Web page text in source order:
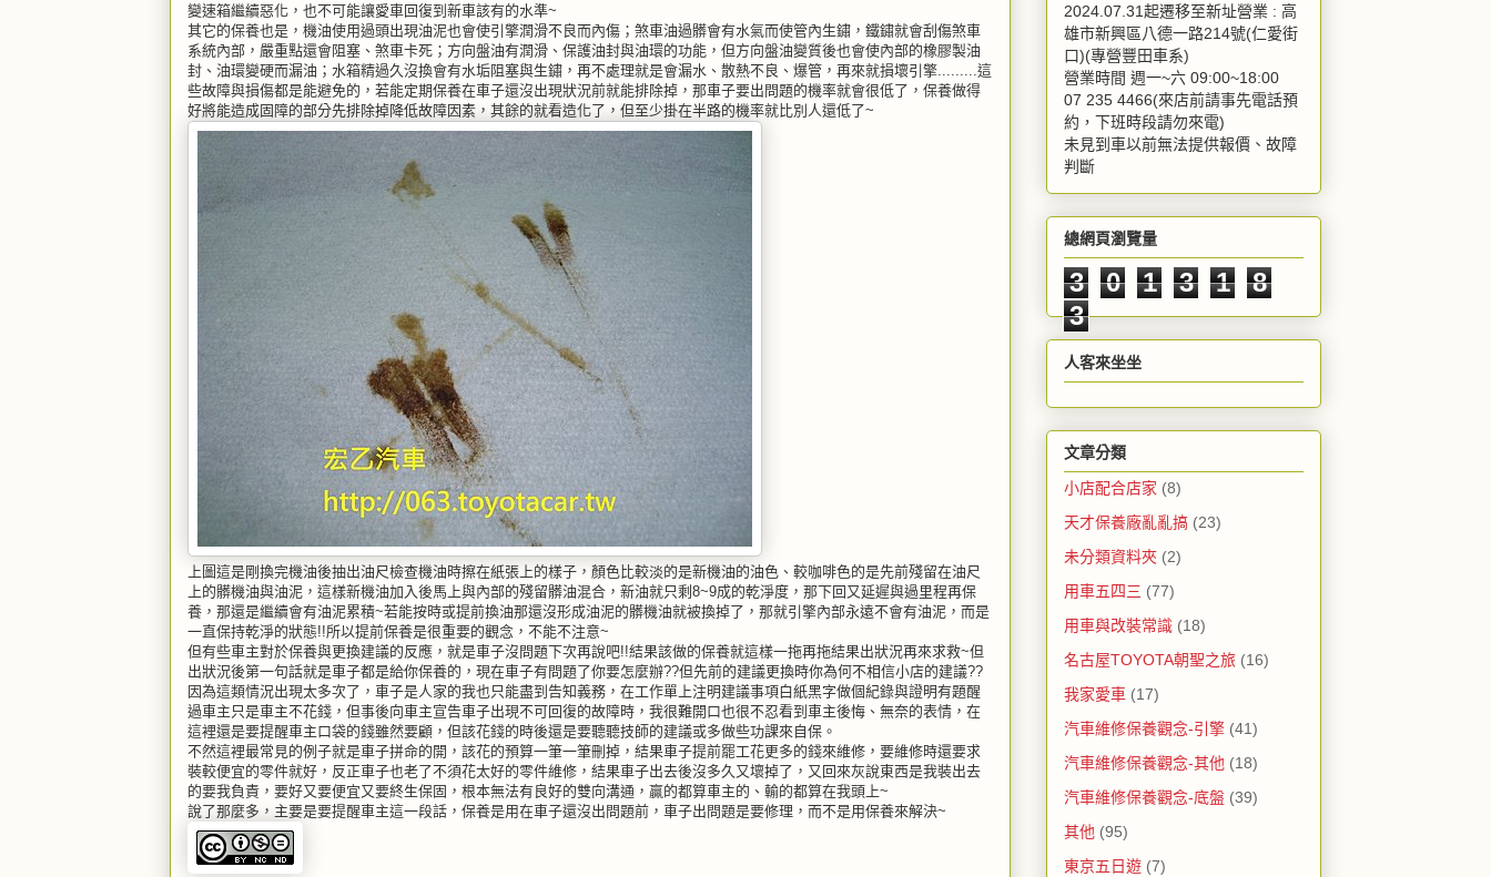
變速箱繼續惡化，也不可能讓愛車回復到新車該有的水準~
其它的保養也是，機油使用過頭出現油泥也會使引擎潤滑不良而內傷；煞車油過髒會有水氣而使管內生鏽，鐵鏽就會刮傷煞車
系統內部，嚴重點還會阻塞、煞車卡死；方向盤油有潤滑、保護油封與油環的功能，但方向盤油變質後也會使內部的橡膠製油
封、油環變硬而漏油；水箱精過久沒換會有水垢阻塞與生鏽，再不處理就是會漏水、散熱不良、爆管，再來就損壞引擎.........這
些故障與損傷都是能避免的，若能定期保養在車子還沒出現狀況前就能排除掉，那車子要出問題的機率就會很低了，保養做得
好將能造成固障的部分先排除掉降低故障因素，其餘的就看造化了，但至少掛在半路的機率就比別人還低了~
上圖這是剛換完機油後抽出油尺檢查機油時擦在紙張上的樣子，顏色比較淡的是新機油的油色、較咖啡色的是先前殘留在油尺
上的髒機油與油泥，這樣新機油加入後馬上與內部的殘留髒油混合，新油就只剩8~9成的乾淨度，那下回又延遲與過里程再保
養，那還是繼續會有油泥累積~若能按時或提前換油那還沒形成油泥的髒機油就被換掉了，那就引擎內部永遠不會有油泥，而是
一直保持乾淨的狀態!!所以提前保養是很重要的觀念，不能不注意~
但有些車主對於保養與更換建議的反應，就是車子沒問題下次再說吧!!結果該做的保養就這樣一拖再拖結果出狀況再來求救~但
出狀況後第一句話就是車子都是給你保養的，現在車子有問題了你要怎麼辦??但先前的建議更換時你為何不相信小店的建議??
因為這類情況出現太多次了，車子是人家的我也只能盡到告知義務，在工作單上注明建議事項白紙黑字做個紀錄與證明有題醒
過車主只是車主不花錢，但事後向車主宣告車子出現不可回復的故障時，我很難開口也很不忍看到車主後悔、無奈的表情，在
這裡還是要提醒車主口袋的錢雖然要顧，但該花錢的時後還是要聽聽技師的建議或多做些功課來自保。
不然這裡最常見的例子就是車子拼命的開，該花的預算一筆一筆刪掉，結果車子提前罷工花更多的錢來維修，要維修時還要求
裝較便宜的零件就好，反正車子也老了不須花太好的零件維修，結果車子出去後沒多久又壞掉了，又回來灰說東西是我裝出去
的要我負責，要好又要便宜又要終生保固，根本無法有良好的雙向溝通，贏的都算車主的、輸的都算在我頭上~
說了那麼多，主要是要提醒車主這一段話，保養是用在車子還沒出問題前，車子出問題是要修理，而不是用保養來解決~
2024.07.31起遷移至新址營業 : 高
雄市新興區八德一路214號(仁愛街
口)(專營豐田車系)
營業時間 週一~六 09:00~18:00
07 235 4466(來店前請事先電話預
約，下班時段請勿來電)
未見到車以前無法提供報價、故障
判斷
總網頁瀏覽量
3 0 1 3 1
8
3
人客來坐坐
文章分類
小店配合店家 (8)
天才保養廠亂亂搞 (23)
未分類資料夾 (2)
用車五四三 (77)
用車與改裝常識 (18)
名古屋TOYOTA朝聖之旅 (16)
我家愛車 (17)
汽車維修保養觀念-引擎 (41)
汽車維修保養觀念-其他 (18)
汽車維修保養觀念-底盤 (39)
其他 (95)
東京五日遊 (7)